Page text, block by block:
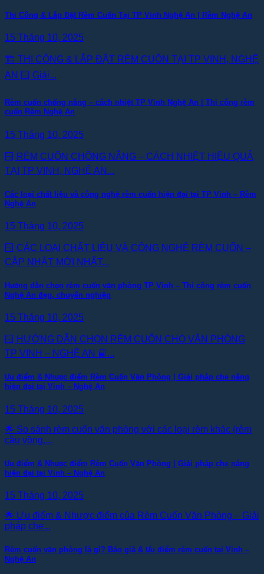
Thi Công & Lắp Đặt Rèm Cuốn Tại TP Vinh Nghệ An | Rèm Nghệ An
15 Tháng 10, 2025
🏗️ THI CÔNG & LẮP ĐẶT RÈM CUỐN TẠI TP VINH, NGHỆ
AN 🪟 Giải...
Rèm cuốn chống nắng – cách nhiệt TP Vinh Nghệ An | Thi công rèm
cuốn Rèm Nghệ An
15 Tháng 10, 2025
🪟 RÈM CUỐN CHỐNG NẮNG – CÁCH NHIỆT HIỆU QUẢ
TẠI TP VINH, NGHỆ AN...
Các loại chất liệu và công nghệ rèm cuốn hiện đại tại TP Vinh – Rèm
Nghệ An
15 Tháng 10, 2025
🪟 CÁC LOẠI CHẤT LIỆU VÀ CÔNG NGHỆ RÈM CUỐN –
CẬP NHẬT MỚI NHẤT...
Hướng dẫn chọn rèm cuốn văn phòng TP Vinh – Thi công rèm cuốn
Nghệ An đẹp, chuyên nghiệp
15 Tháng 10, 2025
🪟 HƯỚNG DẪN CHỌN RÈM CUỐN CHO VĂN PHÒNG
TP VINH – NGHỆ AN 📘...
Ưu điểm & Nhược điểm Rèm Cuốn Văn Phòng | Giải pháp che nắng
hiện đại tại Vinh – Nghệ An
15 Tháng 10, 2025
🌟 So sánh rèm cuốn văn phòng với các loại rèm khác (rèm
cầu vồng,...
Ưu điểm & Nhược điểm Rèm Cuốn Văn Phòng | Giải pháp che nắng
hiện đại tại Vinh – Nghệ An
15 Tháng 10, 2025
🌟 Ưu điểm & Nhược điểm của Rèm Cuốn Văn Phòng – Giải
pháp che...
Rèm cuốn văn phòng là gì? Báo giá & Ưu điểm rèm cuốn tại Vinh –
Nghệ An